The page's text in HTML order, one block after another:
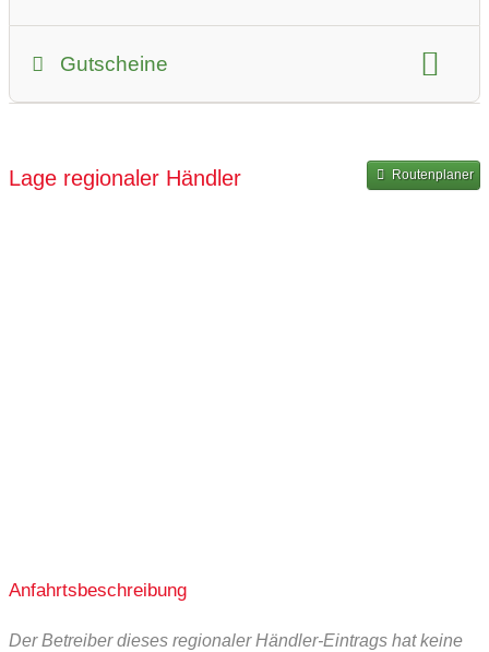
Gutscheine
Hinweise zum Gutschein-Kauf:
auch individuell per Email möglich
Lage regionaler Händler Routenplaner
Anfahrtsbeschreibung
Der Betreiber dieses regionaler Händler-Eintrags hat keine